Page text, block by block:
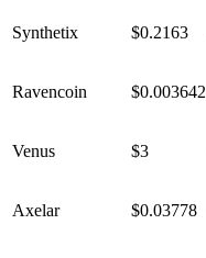
Synthetix $0.2163
Ravencoin $0.003642
Venus $3
Axelar $0.03778